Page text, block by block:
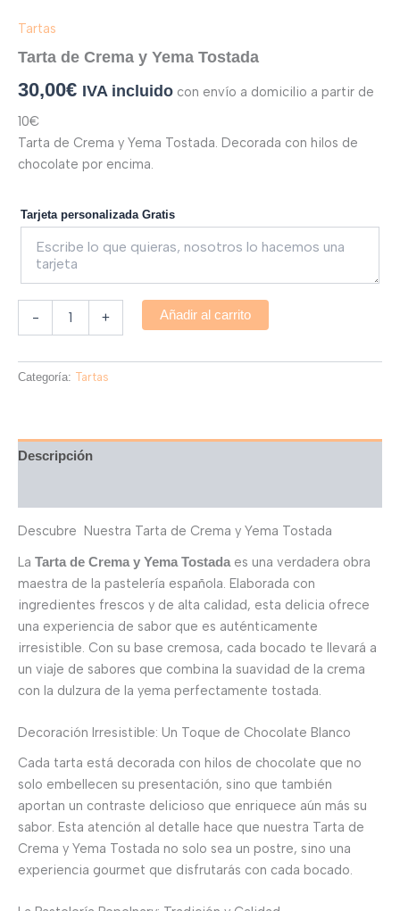
Tartas
Tarta de Crema y Yema Tostada
30,00€ IVA incluido con envío a domicilio a partir de
10€
Tarta de Crema y Yema Tostada. Decorada con hilos de
chocolate por encima.
Tarjeta personalizada Gratis
- + Añadir al carrito
Categoría: Tartas
Descripción
Descubre Nuestra Tarta de Crema y Yema Tostada
La Tarta de Crema y Yema Tostada es una verdadera obra
maestra de la pastelería española. Elaborada con
ingredientes frescos y de alta calidad, esta delicia ofrece
una experiencia de sabor que es auténticamente
irresistible. Con su base cremosa, cada bocado te llevará a
un viaje de sabores que combina la suavidad de la crema
con la dulzura de la yema perfectamente tostada.
Decoración Irresistible: Un Toque de Chocolate Blanco
Cada tarta está decorada con hilos de chocolate que no
solo embellecen su presentación, sino que también
aportan un contraste delicioso que enriquece aún más su
sabor. Esta atención al detalle hace que nuestra Tarta de
Crema y Yema Tostada no solo sea un postre, sino una
experiencia gourmet que disfrutarás con cada bocado.